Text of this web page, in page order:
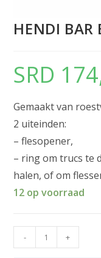
HENDI BAR
SRD
Gemaakt van
2 uiteinden:
– flesopener,
– ring om trucs te
halen, of om
12 op voorraad
- +